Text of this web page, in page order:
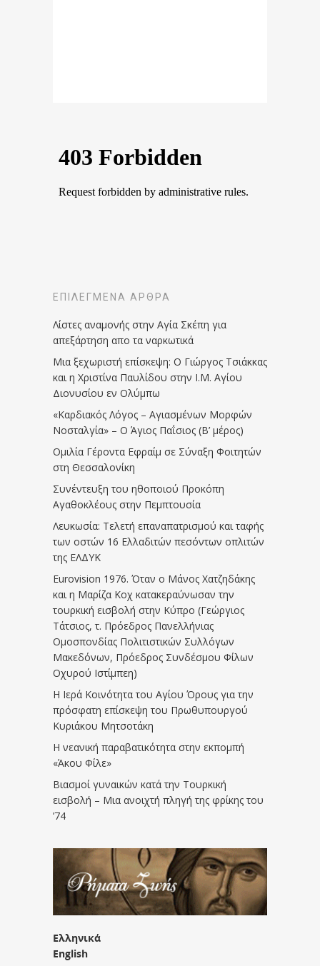
ΕΠΙΛΕΓΜΈΝΑ ΆΡΘΡΑ
Λίστες αναμονής στην Αγία Σκέπη για
απεξάρτηση απο τα ναρκωτικά
Μια ξεχωριστή επίσκεψη: Ο Γιώργος Τσιάκκας
και η Χριστίνα Παυλίδου στην Ι.Μ. Αγίου
Διονυσίου εν Ολύμπω
«Καρδιακός Λόγος – Αγιασμένων Μορφών
Νοσταλγία» – Ο Άγιος Παΐσιος (Β’ μέρος)
Ομιλία Γέροντα Εφραίμ σε Σύναξη Φοιτητών
στη Θεσσαλονίκη
Συνέντευξη του ηθοποιού Προκόπη
Αγαθοκλέους στην Πεμπτουσία
Λευκωσία: Τελετή επαναπατρισμού και ταφής
των οστών 16 Ελλαδιτών πεσόντων οπλιτών
της ΕΛΔΥΚ
Eurovision 1976. Όταν ο Μάνος Χατζηδάκης
και η Μαρίζα Κοχ κατακεραύνωσαν την
τουρκική εισβολή στην Κύπρο (Γεώργιος
Τάτσιος, τ. Πρόεδρος Πανελλήνιας
Ομοσπονδίας Πολιτιστικών Συλλόγων
Μακεδόνων, Πρόεδρος Συνδέσμου Φίλων
Οχυρού Ιστίμπεη)
Η Ιερά Κοινότητα του Αγίου Όρους για την
πρόσφατη επίσκεψη του Πρωθυπουργού
Κυριάκου Μητσοτάκη
Η νεανική παραβατικότητα στην εκπομπή
«Άκου Φίλε»
Βιασμοί γυναικών κατά την Τουρκική
εισβολή – Μια ανοιχτή πληγή της φρίκης του
’74
Ελληνικά
English